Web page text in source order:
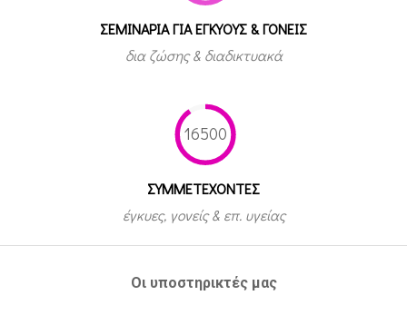
ΣΕΜΙΝΑΡΙΑ ΓΙΑ ΕΓΚΥΟΥΣ & ΓΟΝΕΙΣ
δια ζώσης & διαδικτυακά
16500
ΣΥΜΜΕΤEΧΟΝΤΕΣ
έγκυες, γονείς & επ. υγείας
Οι υποστηρικτές μας